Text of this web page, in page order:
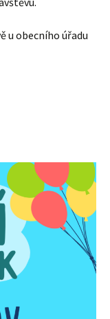
u obecního úřadu